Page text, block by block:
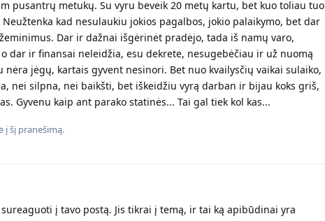
pusantrų metukų. Su vyru beveik 20 metų kartu, bet kuo toliau tuo
kad nesulaukiu jokios pagalbos, jokio palaikymo, bet dar
Dar ir dažnai išgėrinėt pradėjo, tada iš namų varo,
dar ir finansai neleidžia, esu dekrete, nesugebėčiau ir už nuomą
jėgų, kartais gyvent nesinori. Bet nuo kvailysčių vaikai sulaiko,
nei silpna, nei baikšti, bet iškeidžiu vyrą darban ir bijau koks griš,
Gyvenu kaip ant parako statinės... Tai gal tiek kol kas...
į šį pranešimą.
į tavo postą. Jis tikrai į temą, ir tai ką apibūdinai yra